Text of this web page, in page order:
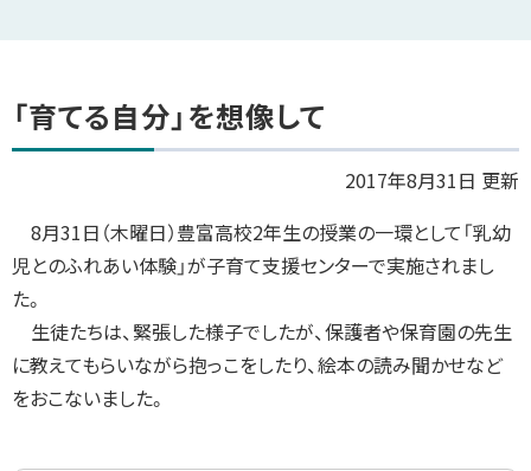
「育てる自分」を想像して
2017年8月31日 更新
8月31日（木曜日）豊富高校2年生の授業の一環として「乳幼
児とのふれあい体験」が子育て支援センターで実施されまし
た。
生徒たちは、緊張した様子でしたが、保護者や保育園の先生
に教えてもらいながら抱っこをしたり、絵本の読み聞かせなど
をおこないました。